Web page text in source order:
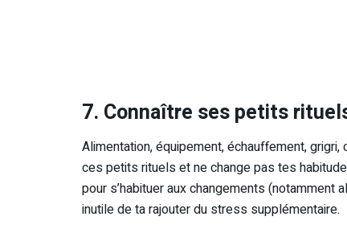
7. Connaître ses petits
Alimentation, équipement, échauffement,
ces petits rituels et ne change pas tes
pour s’habituer aux changements (notamment
inutile de ta rajouter du stress supplémentaire.